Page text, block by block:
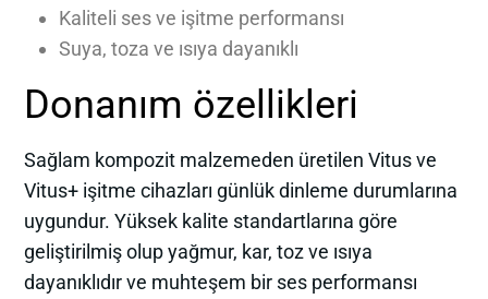
Kaliteli ses ve işitme performansı
Suya, toza ve ısıya dayanıklı
Donanım özellikleri
Sağlam kompozit malzemeden üretilen Vitus ve
Vitus+ işitme cihazları günlük dinleme durumlarına
uygundur. Yüksek kalite standartlarına göre
geliştirilmiş olup yağmur, kar, toz ve ısıya
dayanıklıdır ve muhteşem bir ses performansı